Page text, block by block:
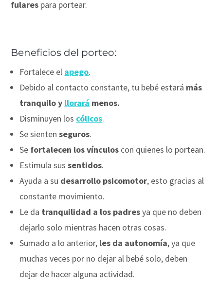
fulares para portear.
Beneficios del porteo:
Fortalece el apego.
Debido al contacto constante, tu bebé estará más
tranquilo y llorará menos.
Disminuyen los cólicos.
Se sientenseguros.
Se fortalecen los vínculos con quienes lo portean.
Estimula sussentidos.
Ayuda a su desarrollo psicomotor, esto gracias al
constante movimiento.
Le da tranquilidad a los padresya que no deben
dejarlo solo mientras hacen otras cosas.
Sumado a lo anterior, les da autonomía, ya que
muchas veces por no dejar al bebé solo, deben
dejar de hacer alguna actividad.